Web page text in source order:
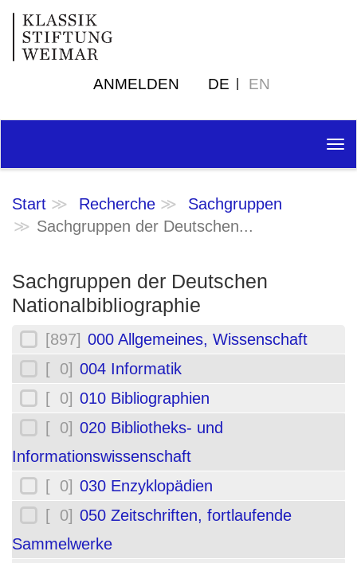
ANMELDEN DE EN
Start Recherche
Sachgruppen
Sachgruppen der Deutschen...
Sachgruppen der Deutschen
Nationalbibliographie
[897] 000 Allgemeines, Wissenschaft
[ 0] 004 Informatik
[ 0] 010 Bibliographien
[ 0] 020 Bibliotheks- und
Informationswissenschaft
[ 0] 030 Enzyklopädien
[ 0] 050 Zeitschriften, fortlaufende
Sammelwerke